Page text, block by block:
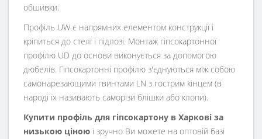
обшивки.
Профіль UW є напрямних елементом конструкції і
кріпиться до стелі і підлозі. Монтаж гіпсокартонної
профілю UD до основи виконується за допомогою
дюбелів. Гіпсокартонні профілю з'єднуються між собою
самонарезающими гвинтами LN з гострим кінцем (в
народі їх називають саморізи блішки або клопи).
Купити профіль для гіпсокартону в Харкові за
низькою ціною і зручно Ви можете на оптовій базі